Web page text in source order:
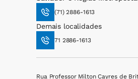
(71) 2886-1613
Demais localidades
71 2886-1613
Rua Professor Milton Cayres de